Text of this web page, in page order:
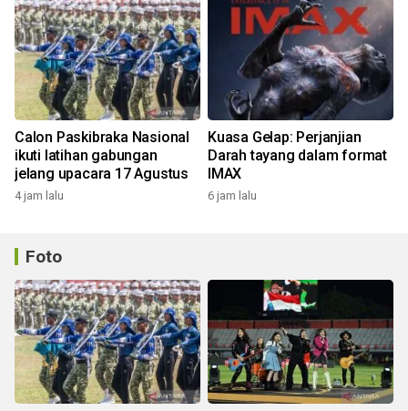
Calon Paskibraka Nasional
ikuti latihan gabungan
jelang upacara 17 Agustus
4 jam lalu
Kuasa Gelap: Perjanjian
Darah tayang dalam format
IMAX
6 jam lalu
Foto